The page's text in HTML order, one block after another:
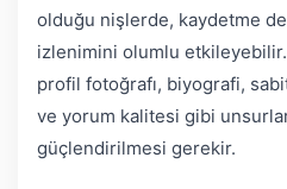
olduğu nişlerde, kaydetme
izlenimini olumlu etkileyebilir.
profil fotoğrafı, biyografi,
ve yorum kalitesi gibi
güçlendirilmesi gerekir.